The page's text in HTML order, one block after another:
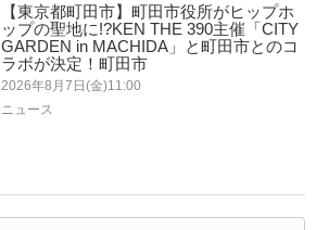
【東京都町田市】町田市役所がヒップホ
ップの聖地に!?KEN THE 390主催「CITY
GARDEN in MACHIDA」と町田市とのコ
ラボが決定！町田市
2026年8月7日(金)11:00
ニュース